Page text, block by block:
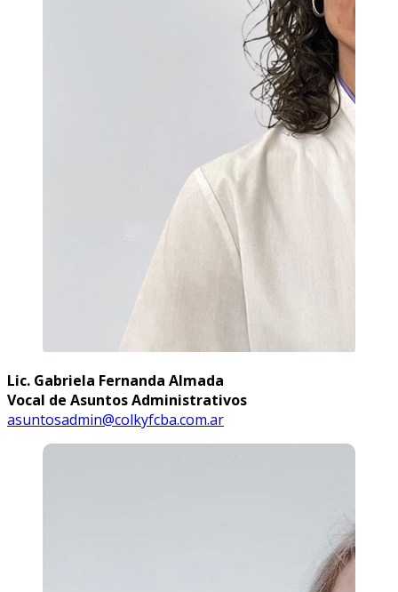
Lic. Gabriela Fernanda Almada
Vocal de Asuntos Administrativos
asuntosadmin@colkyfcba.com.ar